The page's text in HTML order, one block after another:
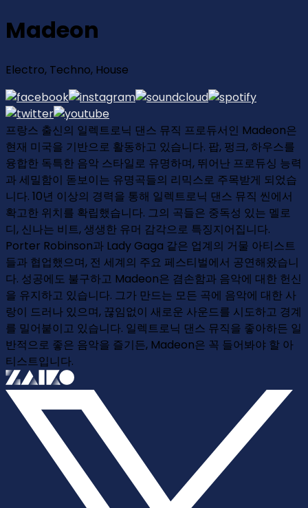
Madeon
Electro, Techno, House
프랑스 출신의 일렉트로닉 댄스 뮤직 프로듀서인 Madeon은
현재 미국을 기반으로 활동하고 있습니다. 팝, 펑크, 하우스를
융합한 독특한 음악 스타일로 유명하며, 뛰어난 프로듀싱 능력
과 세밀함이 돋보이는 유명곡들의 리믹스로 주목받게 되었습
니다. 10년 이상의 경력을 통해 일렉트로닉 댄스 뮤직 씬에서
확고한 위치를 확립했습니다. 그의 곡들은 중독성 있는 멜로
디, 신나는 비트, 생생한 유머 감각으로 특징지어집니다.
Porter Robinson과 Lady Gaga 같은 업계의 거물 아티스트
들과 협업했으며, 전 세계의 주요 페스티벌에서 공연해왔습니
다. 성공에도 불구하고 Madeon은 겸손함과 음악에 대한 헌신
을 유지하고 있습니다. 그가 만드는 모든 곡에 음악에 대한 사
랑이 드러나 있으며, 끊임없이 새로운 사운드를 시도하고 경계
를 밀어붙이고 있습니다. 일렉트로닉 댄스 뮤직을 좋아하든 일
반적으로 좋은 음악을 즐기든, Madeon은 꼭 들어봐야 할 아
티스트입니다.